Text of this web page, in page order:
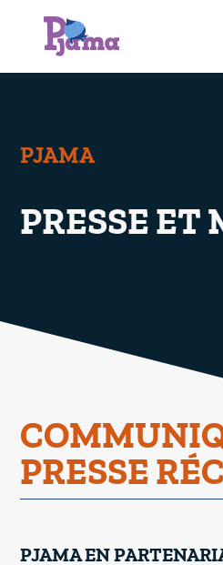
PJAMA
PRESSE ET
PRESSE
PJAMA EN